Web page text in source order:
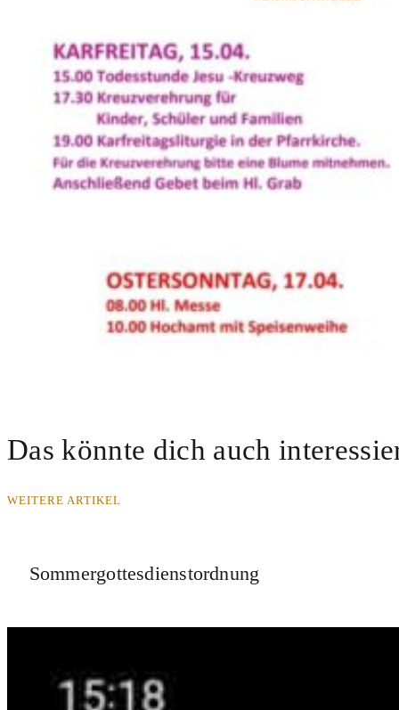
Das könnte dich auch
WEITERE ARTIKEL
Sommergottesdienstordnung